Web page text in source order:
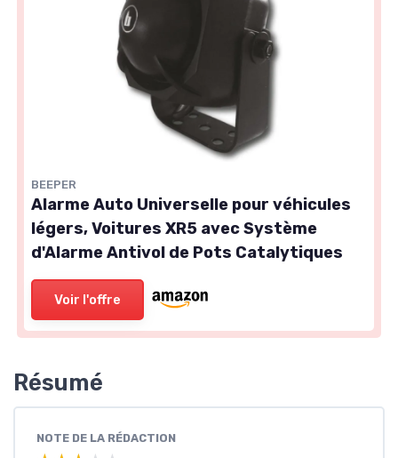
BEEPER
Alarme Auto Universelle pour véhicules
légers, Voitures XR5 avec Système
d'Alarme Antivol de Pots Catalytiques
Voir l'offre
Résumé
NOTE DE LA RÉDACTION